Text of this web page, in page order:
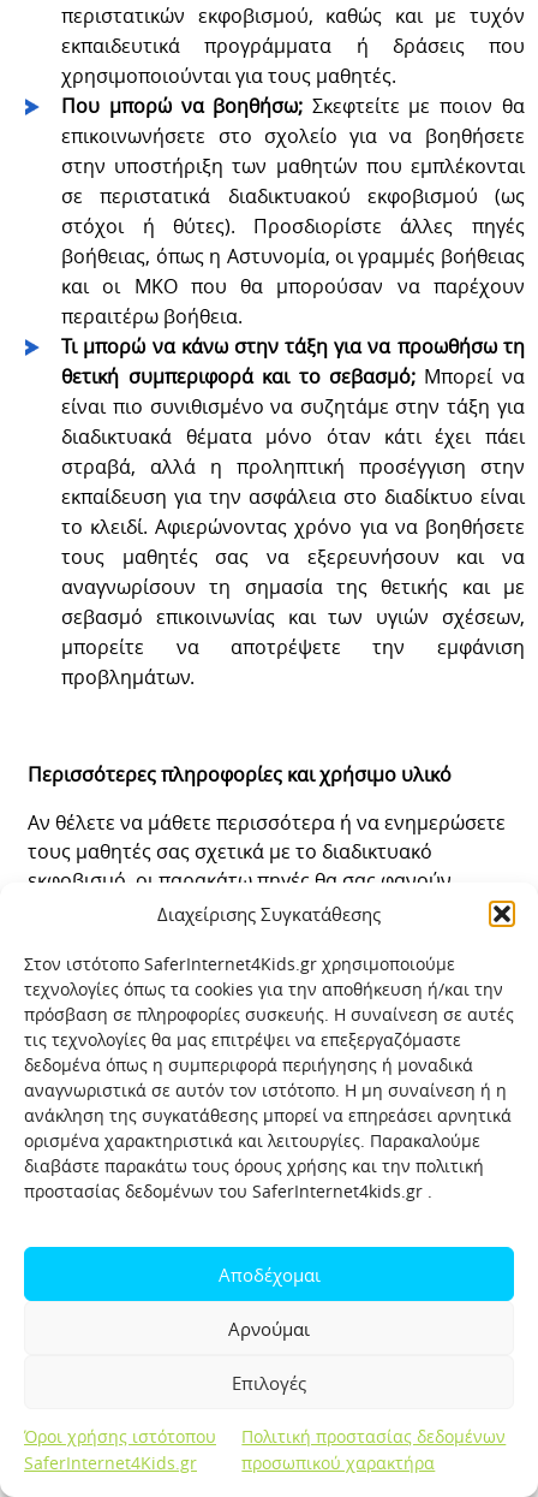
Διαχείρισης Συγκατάθεσης
Στον ιστότοπο SaferInternet4Kids.gr χρησιμοποιούμε
τεχνολογίες όπως τα cookies για την αποθήκευση ή/και την
πρόσβαση σε πληροφορίες συσκευής. Η συναίνεση σε αυτές
τις τεχνολογίες θα μας επιτρέψει να επεξεργαζόμαστε
δεδομένα όπως η συμπεριφορά περιήγησης ή μοναδικά
αναγνωριστικά σε αυτόν τον ιστότοπο. Η μη συναίνεση ή η
ανάκληση της συγκατάθεσης μπορεί να επηρεάσει αρνητικά
ορισμένα χαρακτηριστικά και λειτουργίες. Παρακαλούμε
διαβάστε παρακάτω τους όρους χρήσης και την πολιτική
προστασίας δεδομένων του SaferInternet4kids.gr .
Αποδέχομαι
Αρνούμαι
Επιλογές
Όροι χρήσης ιστότοπου
SaferInternet4Kids.gr
Πολιτική προστασίας δεδομένων
προσωπικού χαρακτήρα
περιστατικών εκφοβισμού, καθώς και με τυχόν
εκπαιδευτικά προγράμματα ή δράσεις που
χρησιμοποιούνται για τους μαθητές.
Που μπορώ να βοηθήσω; Σκεφτείτε με ποιον θα
επικοινωνήσετε στο σχολείο για να βοηθήσετε
στην υποστήριξη των μαθητών που εμπλέκονται
σε περιστατικά διαδικτυακού εκφοβισμού (ως
στόχοι ή θύτες). Προσδιορίστε άλλες πηγές
βοήθειας, όπως η Αστυνομία, οι γραμμές βοήθειας
και οι ΜΚΟ που θα μπορούσαν να παρέχουν
περαιτέρω βοήθεια.
Τι μπορώ να κάνω στην τάξη για να προωθήσω τη
θετική συμπεριφορά και το σεβασμό; Μπορεί να
είναι πιο συνιθισμένο να συζητάμε στην τάξη για
διαδικτυακά θέματα μόνο όταν κάτι έχει πάει
στραβά, αλλά η προληπτική προσέγγιση στην
εκπαίδευση για την ασφάλεια στο διαδίκτυο είναι
το κλειδί. Αφιερώνοντας χρόνο για να βοηθήσετε
τους μαθητές σας να εξερευνήσουν και να
αναγνωρίσουν τη σημασία της θετικής και με
σεβασμό επικοινωνίας και των υγιών σχέσεων,
μπορείτε να αποτρέψετε την εμφάνιση
προβλημάτων.
Περισσότερες πληροφορίες και χρήσιμο υλικό
Αν θέλετε να μάθετε περισσότερα ή να ενημερώσετε
τους μαθητές σας σχετικά με το διαδικτυακό
εκφοβισμό, οι παρακάτω πηγές θα σας φανούν
Ελληνικό Κέντρο Ασφαλούς Διαδικτύου –
SaferInternet4Kids.gr: Τα Κέντρα Ασφαλούς
Διαδικτύου σε όλη την Ευρώπη παρέχουν πλούσιο
περιεχόμενο και υπηρεσίες για την υποστήριξη
των παιδιών και των νέων, καθώς και για
εκπαιδευτικούς, γονείς, και άλλους επαγγελματίες
που σχετίζονται.
CO:RE Evidence Base: Μια βάση δεδομένων με
δημοσιεύσεις και έρευνες σχετικά με τις
λέξεις όπως “bullying” ή το “cyberbullying” θα σας
επιτρέψει να εξερευνήσετε και να διαβάσετε
σχετικές έρευνες σχετικές με το θέμα.
Better Internet for Kids (BIK) resources
Εκπαιδευτικές πηγές από το δίκτυο Insafe των
αναζητήσετε το “cyberbullying” για πηγές στα
Ελληνικά και για πηγές ανά ηλικιακή ομάδα.